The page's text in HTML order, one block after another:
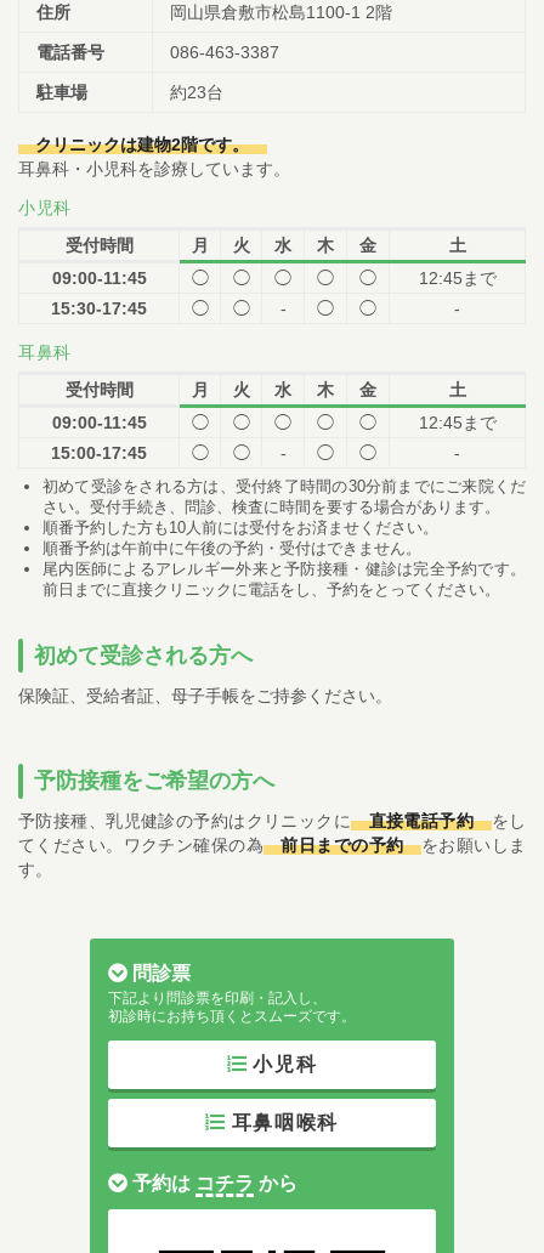
住所 岡山県倉敷市松島1100-1 2階
電話番号 086-463-3387
駐車場 約23台
クリニックは建物2階です。
耳鼻科・小児科を診療しています。
小児科
受付時間
月 火 水 木 金
土
09:00-11:45
◯ ◯ ◯ ◯ ◯
12:45まで
15:30-17:45
◯ ◯ - ◯ ◯ -
耳鼻科
受付時間
月 火 水 木 金
土
09:00-11:45
◯ ◯ ◯ ◯ ◯
12:45まで
15:00-17:45
◯ ◯ - ◯ ◯ -
初めて受診をされる方は、受付終了時間の30分前までにご来院くだ
さい。受付手続き、問診、検査に時間を要する場合があります。
順番予約した方も10人前には受付をお済ませください。
順番予約は午前中に午後の予約・受付はできません。
尾内医師によるアレルギー外来と予防接種・健診は完全予約です。
前日までに直接クリニックに電話をし、予約をとってください。
初めて受診される方へ
保険証、受給者証、母子手帳をご持参ください。
予防接種をご希望の方へ
予防接種、乳児健診の予約はクリニックに 直接電話予約
をし
てください。ワクチン確保の為
前日までの予約
をお願いしま
す。
問診票
下記より問診票を印刷・記入し、
初診時にお持ち頂くとスムーズです。
小児科
耳鼻咽喉科
予約は コチラ から